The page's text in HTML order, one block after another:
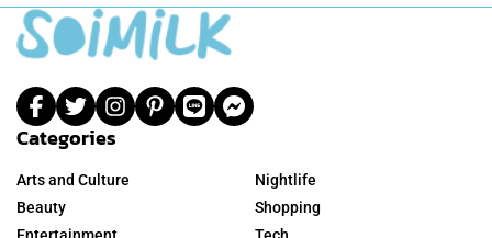
Categories
Arts and Culture
Beauty
Nightlife
Shopping